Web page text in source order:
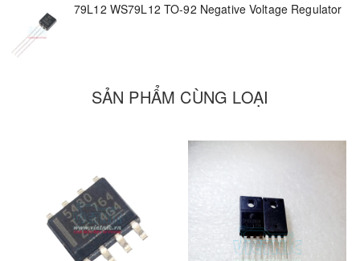
79L12 WS79L12 TO-92 Negative Voltage Regulator
SẢN PHẨM CÙNG LOẠI